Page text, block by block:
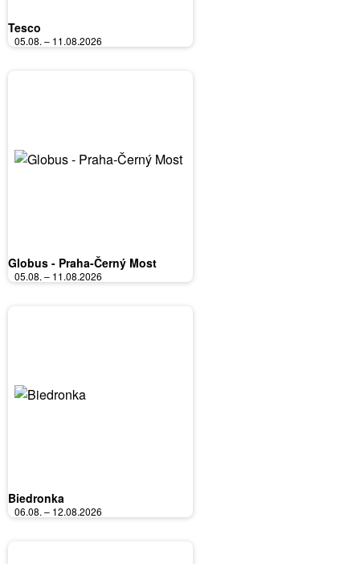
Tesco
05.08. – 11.08.2026
Globus - Praha-Černý Most
05.08. – 11.08.2026
Biedronka
06.08. – 12.08.2026